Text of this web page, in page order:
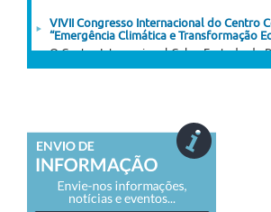
VIVII Congresso Internacional do Centro
“Emergência Climática e Transformação
O Centro Internacional Celso Furtado de
Desenvolvimento (CICEF) promove o VII
(Intercom 2026)
O 49.º Congresso Brasileiro de Ciências da
(Intercom 2026) está com inscrições
10/08/2026
- 05/09/2026